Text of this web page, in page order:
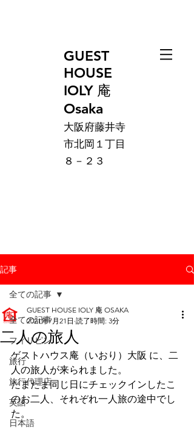
GUEST
HOUSE
IOLY 庵
Osaka
大阪府藤井寺
市北岡１丁目
８－２３
記事
全ての記事
フィリピン
旅行
旅行代理店
英語
日本語
全ての記事
二人の旅人
GUEST HOUSE IOLY 庵 OSAKA
2021年7月21日 読了時間: 3分
ゲストハウス庵（いおり）大阪 に、二
人の旅人が来られました。
たまたま同じ日にチェックインしたこ
のお二人、それぞれ一人旅の途中でし
た。